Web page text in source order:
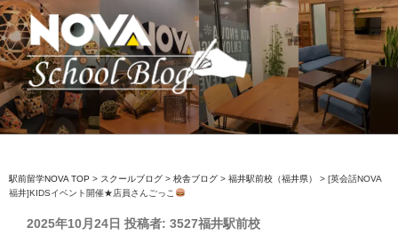
コ
ン
テ
ン
ツ
へ
ス
ッ
プ
駅前留学NOVA【公式】スクールブロ
英会話スクール・英会話教室
駅前留学NOVA TOP > スクールブログ > 校舎ブログ > 福井駅前校（福井県） > [英会話NOVA
福井]KIDSイベント開催★店員さんごっこ
投
2025年10月24日 投稿者: 3527福井駅前校